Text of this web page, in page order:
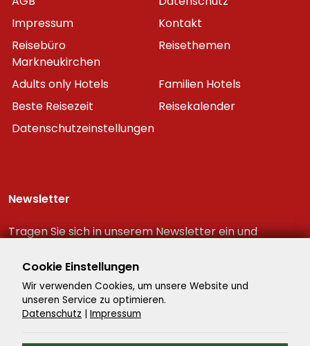
Impressum
Kontakt
Reisebüro
Markneukirchen
Reisethemen
Adults only Hotels
Familien Hotels
Beste Reisezeit
Reisekalender
Datenschutzeinstellungen
Newsletter
Tragen Sie sich in unserem Newsletter ein und
Reiseschnäppchen!
Cookie Einstellungen
Wir verwenden Cookies, um unsere Website und
unseren Service zu optimieren.
Datenschutz | Impressum